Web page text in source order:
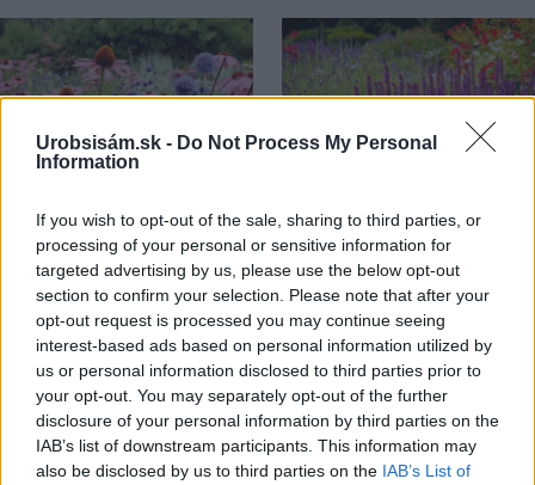
Urobsisám.sk - Do Not Process My Personal
Information
If you wish to opt-out of the sale, sharing to third parties, or
processing of your personal or sensitive information for
targeted advertising by us, please use the below opt-out
section to confirm your selection. Please note that after your
opt-out request is processed you may continue seeing
interest-based ads based on personal information utilized by
us or personal information disclosed to third parties prior to
your opt-out. You may separately opt-out of the further
disclosure of your personal information by third parties on the
IAB’s list of downstream participants. This information may
also be disclosed by us to third parties on the IAB’s List of
Trvalky, ktoré znesú
sucho a teplo? Tieto
vysaďte na miesta, na
ktoré slnko svieti celý
deň
Nemusí to byť len
levanduľa! 7 fialových
krások, ktoré rozžiaria
vašu záhradu